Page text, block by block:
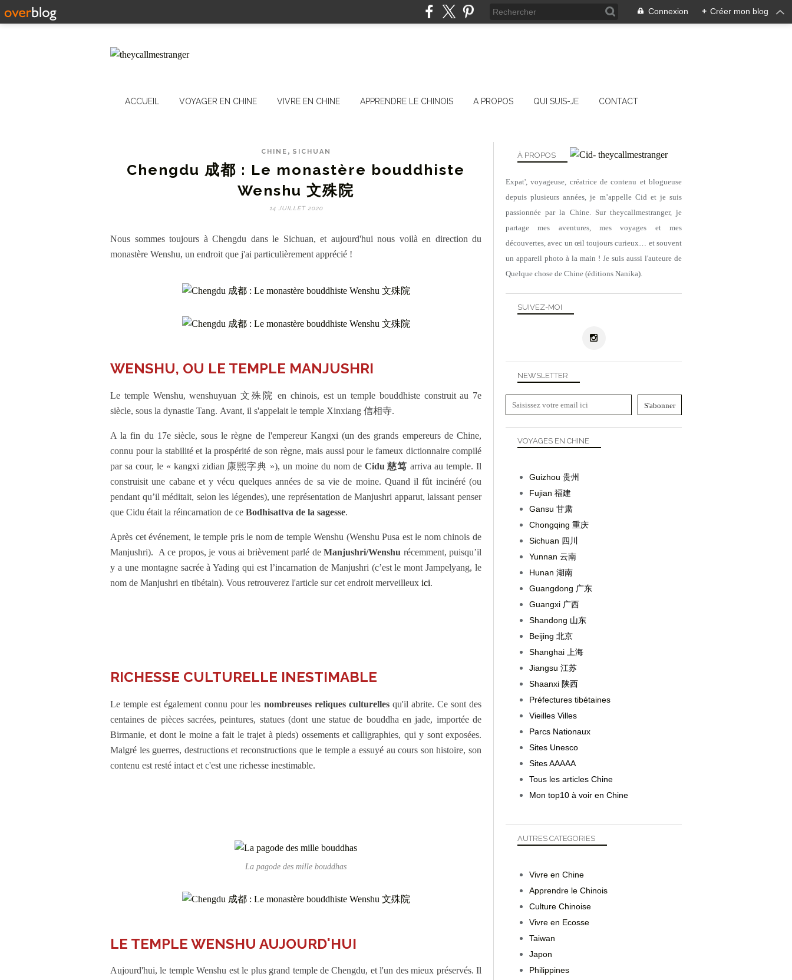
Connexion + Créer mon blog
ACCUEIL VOYAGER EN CHINE VIVRE EN CHINE APPRENDRE LE CHINOIS A PROPOS QUI SUIS-JE CONTACT
CHINE , SICHUAN
Chengdu 成都 : Le monastère bouddhiste
Wenshu 文殊院
14 JUILLET 2020
Nous sommes toujours à Chengdu dans le Sichuan, et aujourd'hui nous voilà en direction du
monastère Wenshu, un endroit que j'ai particulièrement apprécié !
WENSHU, OU LE TEMPLE MANJUSHRI
Le temple Wenshu, wenshuyuan 文殊院 en chinois, est un temple bouddhiste construit au 7e
siècle, sous la dynastie Tang. Avant, il s'appelait le temple Xinxiang 信相寺.
A la fin du 17e siècle, sous le règne de l'empereur Kangxi (un des grands empereurs de Chine,
connu pour la stabilité et la prospérité de son règne, mais aussi pour le fameux dictionnaire compilé
par sa cour, le « kangxi zidian 康熙字典 »), un moine du nom de Cidu 慈笃 arriva au temple. Il
construisit une cabane et y vécu quelques années de sa vie de moine. Quand il fût incinéré (ou
pendant qu’il méditait, selon les légendes), une représentation de Manjushri apparut, laissant penser
que Cidu était la réincarnation de ce Bodhisattva de la sagesse.
Après cet événement, le temple pris le nom de temple Wenshu (Wenshu Pusa est le nom chinois de
Manjushri). A ce propos, je vous ai brièvement parlé deManjushri/Wenshu récemment, puisqu’il
y a une montagne sacrée à Yading qui est l’incarnation de Manjushri (c’est le mont Jampelyang, le
nom de Manjushri en tibétain). Vous retrouverez l'article sur cet endroit merveilleux ici.
RICHESSE CULTURELLE INESTIMABLE
Le temple est également connu pour les nombreuses reliques culturellesqu'il abrite. Ce sont des
centaines de pièces sacrées, peintures, statues (dont une statue de bouddha en jade, importée de
Birmanie, et dont le moine a fait le trajet à pieds) ossements et calligraphies, qui y sont exposées.
Malgré les guerres, destructions et reconstructions que le temple a essuyé au cours son histoire, son
contenu est resté intact et c'est une richesse inestimable.
La pagode des mille bouddhas
LE TEMPLE WENSHU AUJOURD'HUI
Aujourd'hui, le temple Wenshu est le plus grand temple de Chengdu, et l'un des mieux préservés. Il
NEWSLETTER
SUIVEZ-MOI
À PROPOS
Expat', voyageuse, créatrice de contenu et blogueuse
depuis plusieurs années, je m’appelle Cid et je suis
passionnée par la Chine. Sur theycallmestranger, je
partage mes aventures, mes voyages et mes
découvertes, avec un œil toujours curieux… et souvent
un appareil photo à la main ! Je suis aussi l'auteure de
Quelque chose de Chine (éditions Nanika).
VOYAGES EN CHINE
Guizhou 贵州
Fujian 福建
Gansu 甘肃
Chongqing 重庆
Sichuan 四川
Yunnan 云南
Hunan 湖南
Guangdong 广东
Guangxi 广西
Shandong 山东
Beijing 北京
Shanghai 上海
Jiangsu 江苏
Shaanxi 陕西
Préfectures tibétaines
Vieilles Villes
Parcs Nationaux
Sites Unesco
Sites AAAAA
Tous les articles Chine
Mon top10 à voir en Chine
AUTRES CATEGORIES
Vivre en Chine
Apprendre le Chinois
Culture Chinoise
Vivre en Ecosse
Taiwan
Japon
Philippines